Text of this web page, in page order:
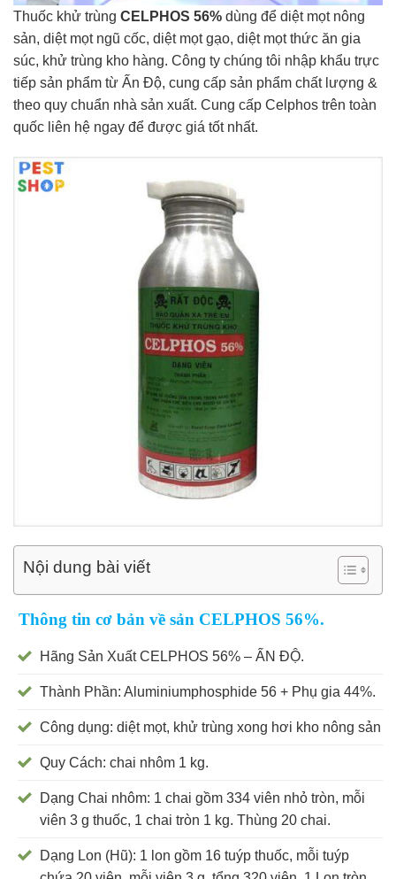
Thuốc khử trùng CELPHOS 56% dùng để diệt mọt nông
sản, diệt mọt ngũ cốc, diệt mọt gạo, diệt mọt thức ăn gia
súc, khử trùng kho hàng. Công ty chúng tôi nhập khẩu trực
tiếp sản phẩm từ Ấn Độ, cung cấp sản phẩm chất lượng &
theo quy chuẩn nhà sản xuất. Cung cấp Celphos trên toàn
quốc liên hệ ngay để được giá tốt nhất.
Nội dung bài viết
Thông tin cơ bản về sản CELPHOS 56%.
Hãng Sản Xuất CELPHOS 56% – ẤN ĐỘ.
Thành Phần: Aluminiumphosphide 56 + Phụ gia 44%.
Công dụng: diệt mọt, khử trùng xong hơi kho nông sản
Quy Cách: chai nhôm 1 kg.
Dạng Chai nhôm: 1 chai gồm 334 viên nhỏ tròn, mỗi
viên 3 g thuốc, 1 chai tròn 1 kg. Thùng 20 chai.
Dạng Lon (Hũ): 1 lon gồm 16 tuýp thuốc, mỗi tuýp